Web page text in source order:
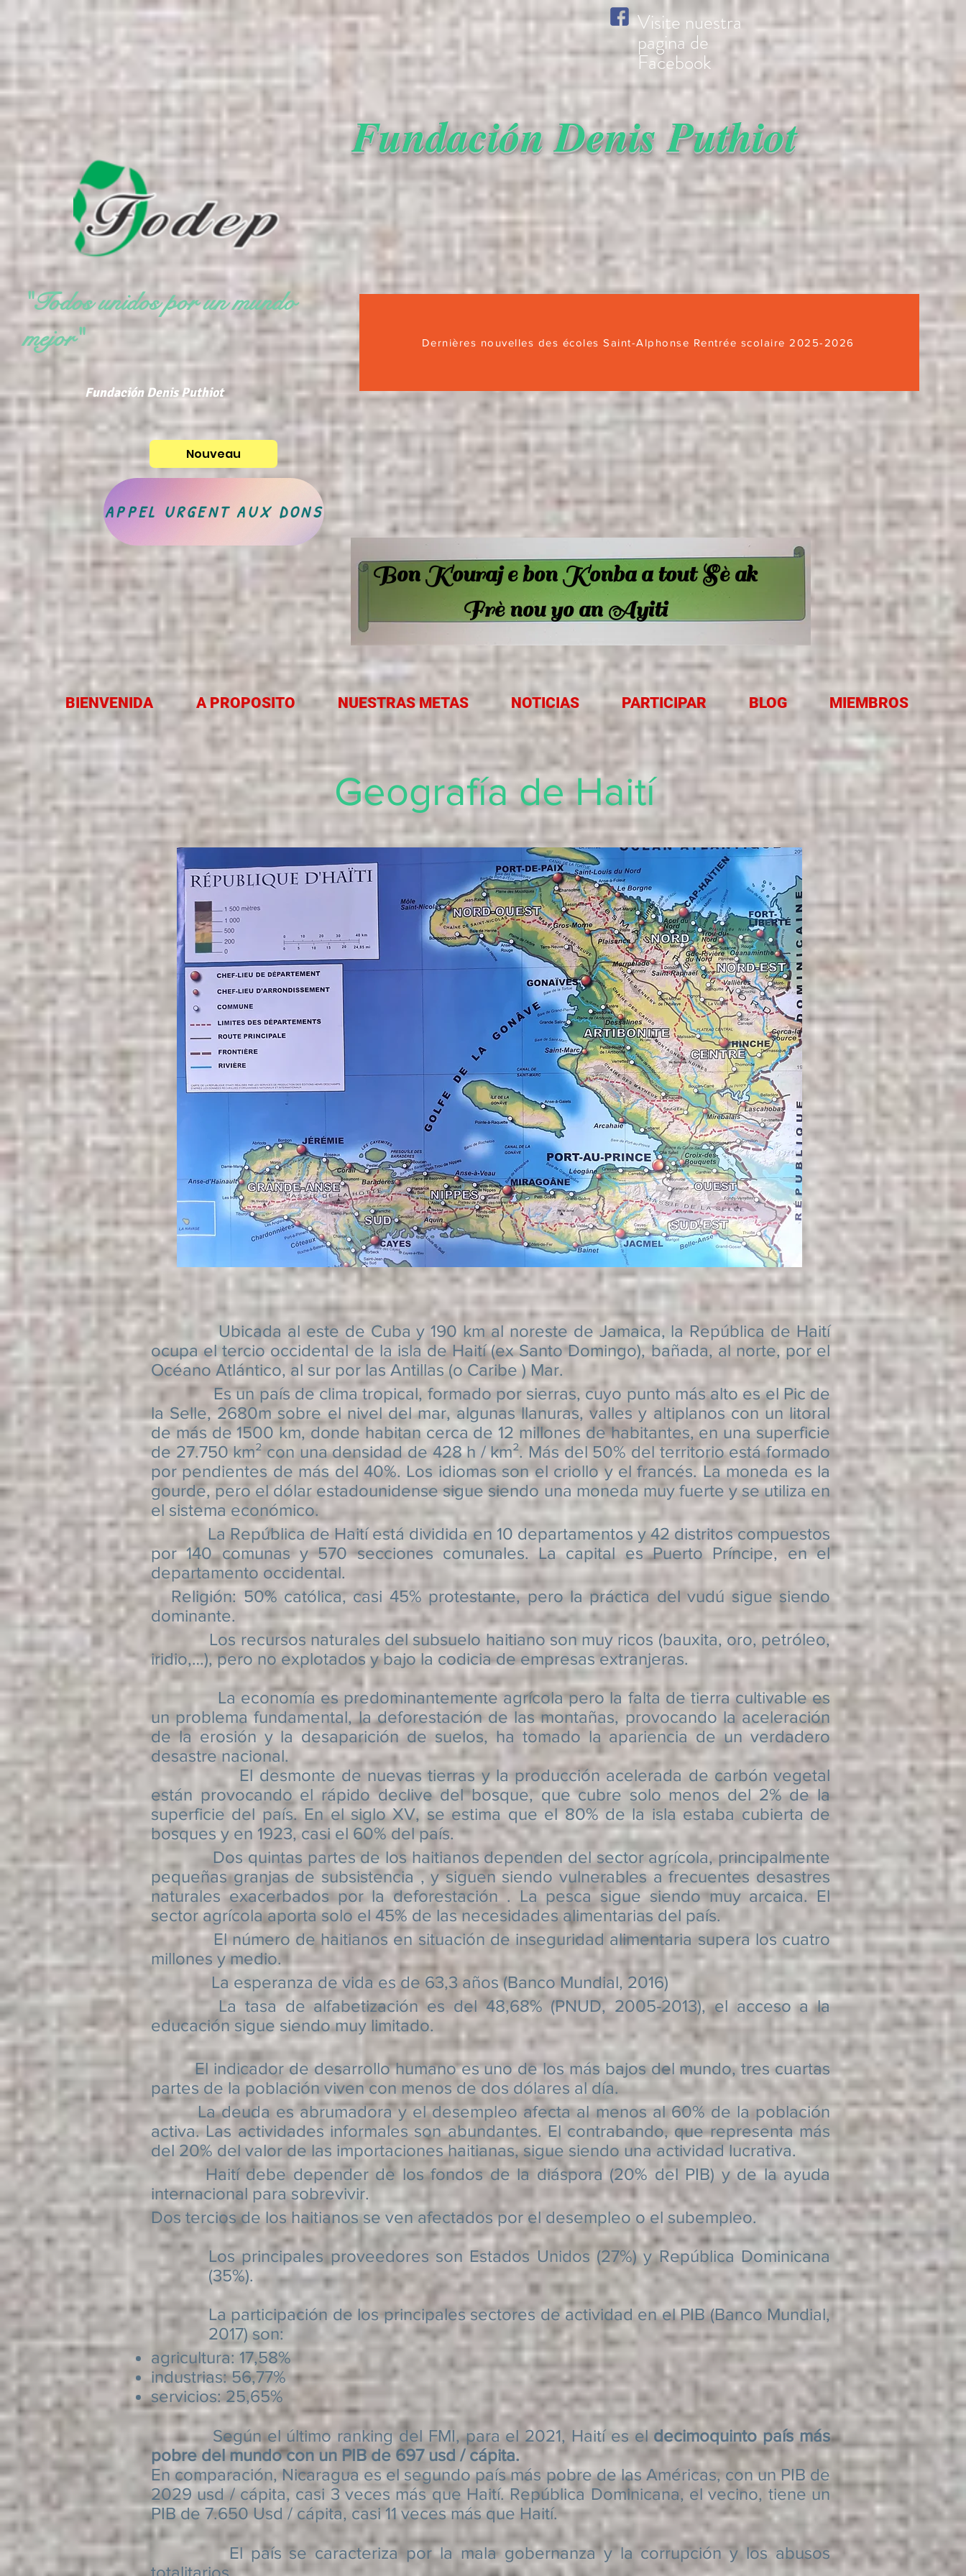
Visite nuestra
pagina de
Facebook
Fundación Denis Puthiot
"Todos unidos por un mundo
mejor"
Fundación Denis Puthiot
Dernières nouvelles des écoles Saint-Alphonse Rentrée scolaire 2025-2026
Nouveau
APPEL URGENT AUX DONS
Bon Kouraj e bon Konba a tout Sè ak
Frè nou yo an Ayiti
BIENVENIDA A PROPOSITO NUESTRAS METAS NOTICIAS PARTICIPAR BLOG MIEMBROS
Geografía de Haití
Ubicada al este de Cuba y 190 km al noreste de Jamaica, la República de Haití
ocupa el tercio occidental de la isla de Haití(ex Santo Domingo), bañada, al norte, por el
Océano Atlántico, al sur por las Antillas (o Caribe ) Mar.
Es un país de clima tropical, formado por sierras, cuyo punto más alto es el Pic de
la Selle, 2680m sobre el nivel del mar, algunas llanuras, valles y altiplanos con un litoral
de más de 1500 km, donde habitan cerca de 12 millones de habitantes, en una superficie
de 27.750 km² con una densidad de 428 h / km². Más del 50% del territorio está formado
por pendientes de más del 40%. Los idiomas son el criollo y el francés. La moneda es la
gourde, pero el dólar estadounidense sigue siendo una moneda muy fuerte y se utiliza en
el sistema económico.
La República de Haití está dividida en 10 departamentos y 42 distritos compuestos
por 140 comunas y 570 secciones comunales. La capital es Puerto Príncipe, en el
departamento occidental.
Religión: 50% católica, casi 45% protestante, pero la práctica del vudú sigue siendo
dominante.
Los recursos naturales del subsuelo haitiano son muy ricos (bauxita, oro, petróleo,
iridio,…), pero no explotados y bajo la codicia de empresas extranjeras.
La economía es predominantemente agrícola pero la falta de tierra cultivable es
un problema fundamental, la deforestación de las montañas, provocando la aceleración
de la erosión y la desaparición de suelos, ha tomado la apariencia de un verdadero
desastre nacional.
El desmonte de nuevas tierras y la producción acelerada de carbón vegetal
están provocando el rápido declive del bosque, que cubre solo menos del 2% de la
superficie del país. En el siglo XV, se estima que el 80% de la isla estaba cubierta de
bosques y en 1923, casi el 60% del país.
Dos quintas partes de los haitianos dependen del sector agrícola, principalmente
pequeñasgranjas de subsistencia, y siguen siendo vulnerables a frecuentes desastres
naturales exacerbados por la deforestación. La pesca sigue siendo muy arcaica. El
sector agrícola aporta solo el 45% de las necesidades alimentarias del país.
El número de haitianos en situación de inseguridad alimentaria supera los cuatro
millones y medio.
La esperanza de vida es de 63,3 años (Banco Mundial, 2016)
La tasa de alfabetización es del 48,68% (PNUD, 2005-2013), el acceso a la
educación sigue siendo muy limitado.
El indicador de desarrollo humano es uno de los más bajos del mundo, tres cuartas
partes de la población viven con menos de dos dólares al día.
La deuda es abrumadora y el desempleo afecta al menos al 60% de la población
activa. Las actividades informales son abundantes. El contrabando, que representa más
del 20% del valor de las importaciones haitianas, sigue siendo una actividad lucrativa.
Haití debe depender de los fondos de la diáspora (20% del PIB) y de la ayuda
internacional para sobrevivir.
Dos tercios de los haitianos se ven afectados por el desempleo o el subempleo.
Los principales proveedores son Estados Unidos (27%) y República Dominicana
(35%).
La participación de los principales sectores de actividad en el PIB (Banco Mundial,
2017) son:
agricultura: 17,58%
industrias: 56,77%
servicios: 25,65%
Según el último ranking del FMI, para el 2021, Haití es el decimoquinto país más
pobre del mundo con un PIB de 697 usd / cápita.
En comparación, Nicaragua es el segundo país más pobre de las Américas, con un PIB de
2029 usd / cápita, casi 3 veces más que Haití. República Dominicana, el vecino, tiene un
PIB de 7.650 Usd / cápita, casi 11 veces más que Haití.
El país se caracteriza por la mala gobernanza y la corrupción y los abusos
totalitarios.